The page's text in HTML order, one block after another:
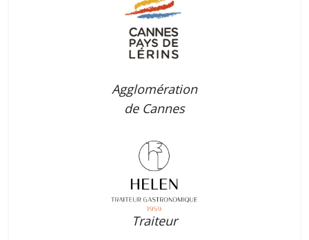
Agglomération
de Cannes
Traiteur